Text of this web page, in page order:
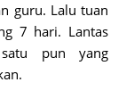
guru. Lalu tuan
7 hari. Lantas
pun yang